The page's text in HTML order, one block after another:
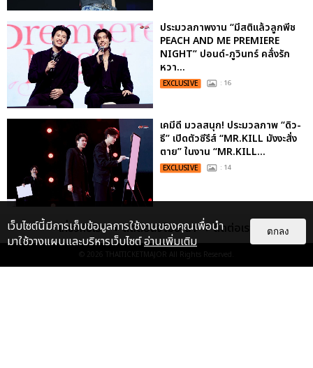
ประมวลภาพงาน “มีสติแล้วลูกพีช
PEACH AND ME PREMIERE
NIGHT” ปอนด์-ภูวินทร์ คลั่งรัก
หวา...
EXCLUSIVE : 16
เคมีดี มวลสนุก! ประมวลภาพ “ดิว-
ธี” เปิดตัวซีรีส์ “MR.KILL มังงะสั่ง
ตาย” ในงาน “MR.KILL...
EXCLUSIVE : 14
ประมวลภาพ “จอส-กวิน” จัดปาร์ตี้
ริมหาดสุดฮอต ในคอนเสิร์ตครั้งยิ่ง
ใหญ่ “JOSS GAWIN HEAT ...
EXCLUSIVE : 34
เกี่ยวกับเรา ติดต่อลงโฆษณา ติดต่อเรา
© 2026 THAITICKETMAJOR All Rights Reserved.
เว็บไซต์นี้มีการเก็บข้อมูลการใช้งานของคุณเพื่อนำ
มาใช้วางแผนและบริหารเว็บไซต์อ่านเพิ่มเติม
ตกลง